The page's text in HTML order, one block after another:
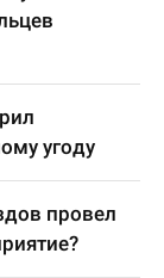
угоду
провел